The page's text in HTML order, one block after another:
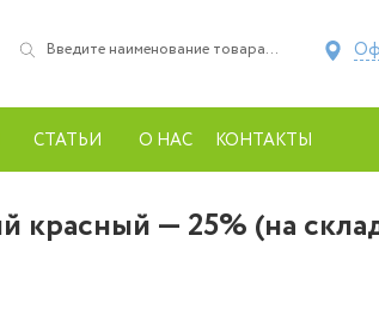
СТАТЬИ О НАС КОНТАКТЫ
красный — 25% (на